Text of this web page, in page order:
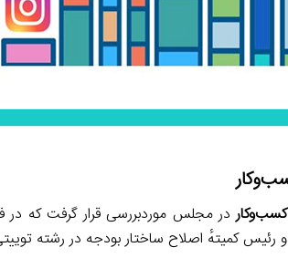
در مجلس موردبررسی قرار گرفت که
کمیتهٔ اصلاح ساختار بودجه در رشته